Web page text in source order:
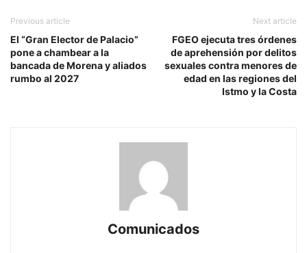
Previous article
El “Gran Elector de Palacio”
pone a chambear a la
bancada de Morena y aliados
rumbo al 2027
Next article
FGEO ejecuta tres órdenes
de aprehensión por delitos
sexuales contra menores de
edad en las regiones del
Istmo y la Costa
Comunicados